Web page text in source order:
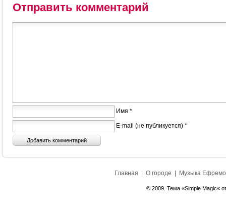
Отправить комментарий
Имя *
E-mail (не публикуется) *
Главная О городе Музыка
© 2009. Тема «Simple Magic«